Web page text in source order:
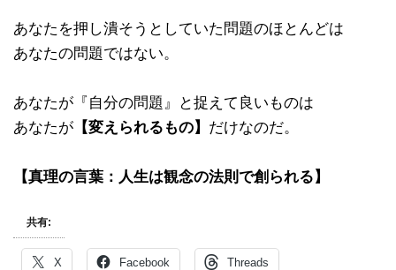
あなたを押し潰そうとしていた問題のほとんどは
あなたの問題ではない。
あなたが『自分の問題』と捉えて良いものは
あなたが 【変えられるもの】 だけなのだ。
【真理の言葉：人生は観念の法則で創られる】
共有:
X Facebook Threads